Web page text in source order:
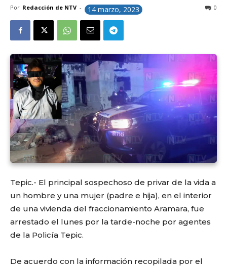
Por Redacción de NTV - 14 marzo, 2023 0
Tepic.- El principal sospechoso de privar de la vida a
un hombre y una mujer (padre e hija), en el interior
de una vivienda del fraccionamiento Aramara, fue
arrestado el lunes por la tarde-noche por agentes
de la Policía Tepic.
De acuerdo con la información recopilada por el